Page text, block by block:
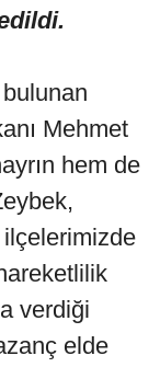
Mehmet
hem de
ilçelerimizde
verdiği
elde